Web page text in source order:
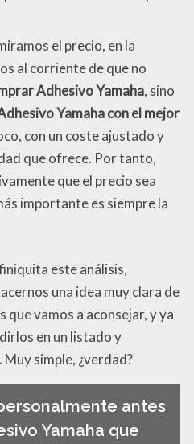
el precio, en la
al corriente de que no
Adhesivo Yamaha, sino
Yamaha con el mejor
con un coste ajustado y
que ofrece. Por tanto,
que el precio sea
importante es siempre la
este análisis,
una idea muy clara de
vamos a aconsejar, y ya
en un listado y
simple, ¿verdad?
antes
Yamaha que